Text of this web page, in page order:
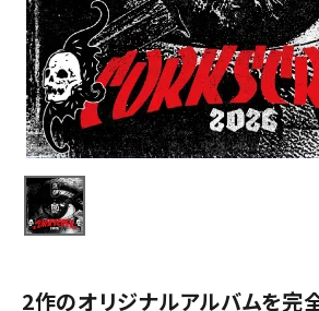
2作のオリジナルアルバムを完